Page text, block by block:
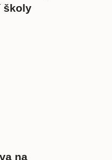
školy
na